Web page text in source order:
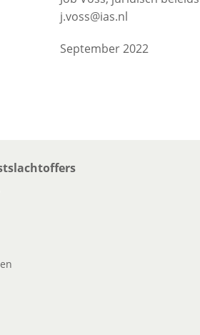
j.voss@ias.nl
September 2022